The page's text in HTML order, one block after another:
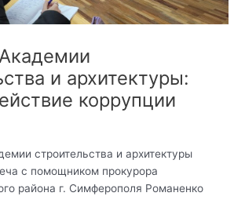
и архитектуры:
коррупции
строительства и архитектуры
с помощником прокурора
района г. Симферополя Романенко